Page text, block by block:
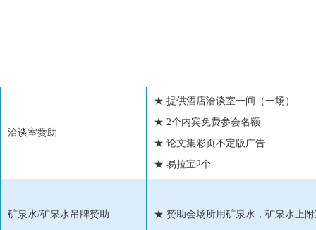
洽谈室赞助
★ 提供酒店洽谈室一间（一场）
★ 2个内宾免费参会名额
★ 论文集彩页不定版广告
★ 易拉宝2个
矿泉水/矿泉水吊牌赞助 ★ 赞助会场所用矿泉水，矿泉水上